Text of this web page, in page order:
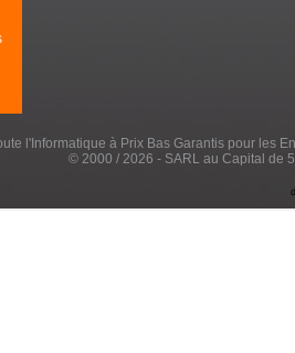
l'Informatique à Prix Bas Garantis pour les
© 2000 / 2026 - SARL au Capital de